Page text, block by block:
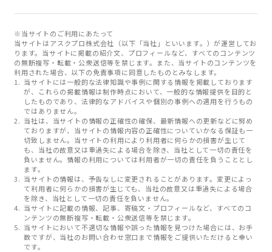
※当サイトのご利用にあたって
当サイトはアスクプロ株式会社（以下「当社」といいます。）が運営してお
ります。当サイトに掲載の紹介文、プロフィールなど、すべてのコンテンツ
の無断複写・転載・公衆送信等を禁じます。また、当サイトのコンテンツを
利用された場合、以下の免責事項に同意したものとみなします。
当サイトには一般的な法律知識や事例に関する情報を掲載しております
が、これらの掲載情報は制作時点において、一般的な情報提供を目的と
したものであり、法律的なアドバイスや個別の事例への適用を行うもの
ではありません。
当社は、当サイトの情報の正確性の確保、最新情報への更新などに努め
ておりますが、当サイトの情報内容の正確性についていかなる保証も一
切致しません。当サイトの利用により利用者に何らかの損害が生じて
も、当社の故意又は重過失による場合を除き、当社として一切の責任を
負いません。情報の利用については利用者が一切の責任を負うこととし
ます。
当サイトの情報は、予告なしに変更されることがあります。変更によっ
て利用者に何らかの損害が生じても、当社の故意又は重過失による場合
を除き、当社として一切の責任を負いません。
当サイトに記載の情報、記事、寄稿文・プロフィールなど、すべてのコ
ンテンツの無断複写・転載・公衆送信等を禁じます。
当サイトにおいて不適切な情報や誤った情報を見つけた場合には、お手
数ですが、当社のお問い合わせ窓口まで情報をご提供いただけると幸い
です。